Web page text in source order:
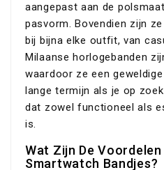
aangepast aan de
pasvorm. Bovendien zijn
bij bijna elke outfit, van
Milaanse horlogebanden
waardoor ze een
lange termijn als je op
dat zowel functioneel als
is.
Wat Zijn De
Smartwatch Bandjes?